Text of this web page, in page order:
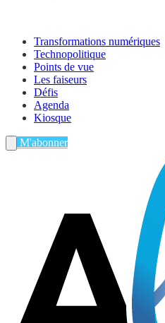
Transformations numériques
Technopolitique
Points de vue
Les faiseurs
Défis
Agenda
Kiosque
M'abonner